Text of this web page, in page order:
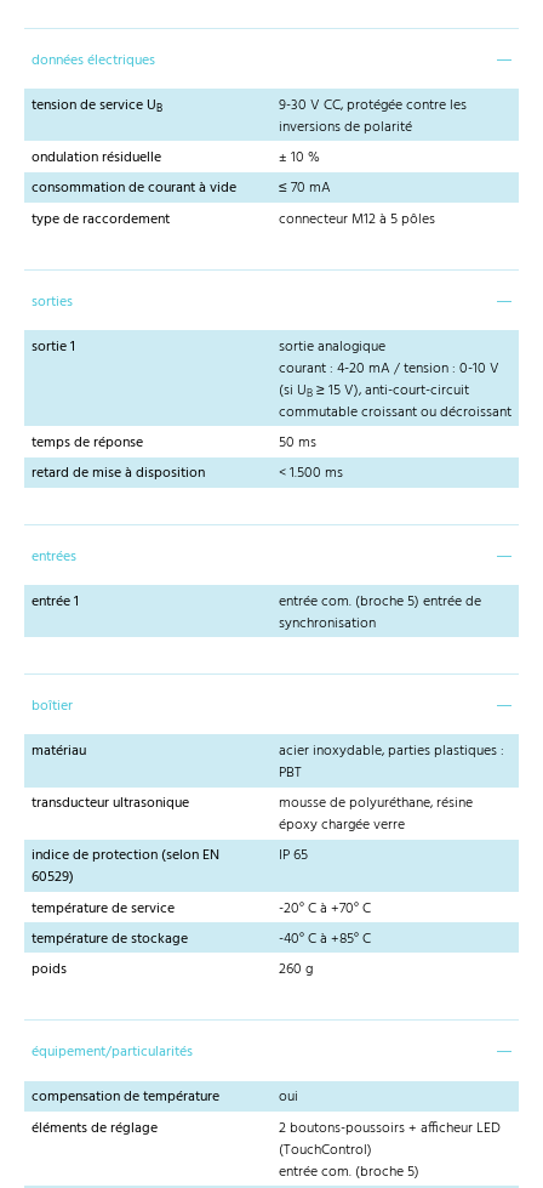
données électriques
tension de service UB
9-30 V CC, protégée contre les
inversions de polarité
ondulation résiduelle
± 10 %
consommation de courant à vide
≤ 70 mA
type de raccordement
connecteur M12 à 5 pôles
sorties
sortie 1
sortie analogique
courant : 4-20 mA / tension : 0-10 V
(si UB ≥ 15 V), anti-court-circuit
commutable croissant ou décroissant
temps de réponse
50 ms
retard de mise à disposition
< 1.500 ms
entrées
entrée 1
entrée com. (broche 5) entrée de
synchronisation
boîtier
matériau
acier inoxydable, parties plastiques :
PBT
transducteur ultrasonique
mousse de polyuréthane, résine
époxy chargée verre
indice de protection (selon EN
60529)
IP 65
température de service
-20° C à +70° C
température de stockage
-40° C à +85° C
poids
260 g
équipement/particularités
compensation de température
oui
éléments de réglage
2 boutons-poussoirs + afficheur LED
(TouchControl)
entrée com. (broche 5)